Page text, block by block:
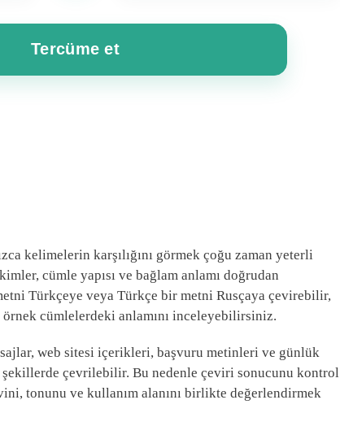
Tercüme et
kelimelerin karşılığını görmek çoğu zaman yeterli
cümle yapısı ve bağlam anlamı doğrudan
Türkçeye veya Türkçe bir metni Rusçaya çevirebilir,
cümlelerdeki anlamını inceleyebilirsiniz.
web sitesi içerikleri, başvuru metinleri ve günlük
şekillerde çevrilebilir. Bu nedenle çeviri sonucunu kontrol
tonunu ve kullanım alanını birlikte değerlendirmek